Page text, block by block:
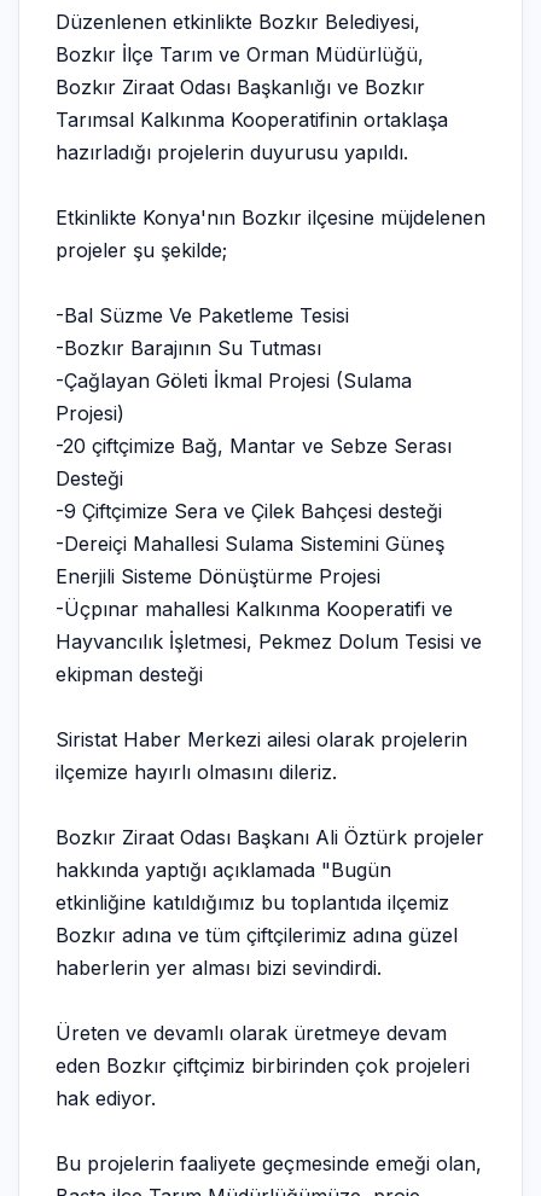
Düzenlenen etkinlikte Bozkır Belediyesi,
Bozkır İlçe Tarım ve Orman Müdürlüğü,
Bozkır Ziraat Odası Başkanlığı ve Bozkır
Tarımsal Kalkınma Kooperatifinin ortaklaşa
hazırladığı projelerin duyurusu yapıldı.
Etkinlikte Konya'nın Bozkır ilçesine müjdelenen
projeler şu şekilde;
-Bal Süzme Ve Paketleme Tesisi
-Bozkır Barajının Su Tutması
-Çağlayan Göleti İkmal Projesi (Sulama
Projesi)
-20 çiftçimize Bağ, Mantar ve Sebze Serası
Desteği
-9 Çiftçimize Sera ve Çilek Bahçesi desteği
-Dereiçi Mahallesi Sulama Sistemini Güneş
Enerjili Sisteme Dönüştürme Projesi
-Üçpınar mahallesi Kalkınma Kooperatifi ve
Hayvancılık İşletmesi, Pekmez Dolum Tesisi ve
ekipman desteği
Siristat Haber Merkezi ailesi olarak projelerin
ilçemize hayırlı olmasını dileriz.
Bozkır Ziraat Odası Başkanı Ali Öztürk projeler
hakkında yaptığı açıklamada "Bugün
etkinliğine katıldığımız bu toplantıda ilçemiz
Bozkır adına ve tüm çiftçilerimiz adına güzel
haberlerin yer alması bizi sevindirdi.
Üreten ve devamlı olarak üretmeye devam
eden Bozkır çiftçimiz birbirinden çok projeleri
hak ediyor.
Bu projelerin faaliyete geçmesinde emeği olan,